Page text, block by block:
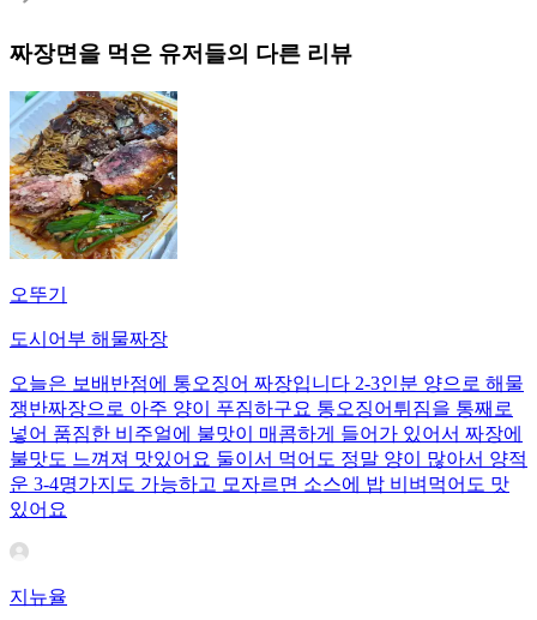
짜장면 을 먹은 유저들의 다른 리뷰
오뚜기
도시어부 해물짜장
오늘은 보배반점에 통오징어 짜장입니다 2-3인분 양으로 해물
쟁반짜장으로 아주 양이 푸짐하구요 통오징어튀짐을 통째로
넣어 품짐한 비주얼에 불맛이 매콤하게 들어가 있어서 짜장에
불맛도 느껴져 맛있어요 둘이서 먹어도 정말 양이 많아서 양적
운 3-4명가지도 가능하고 모자르면 소스에 밥 비벼먹어도 맛
있어요
지뉴율